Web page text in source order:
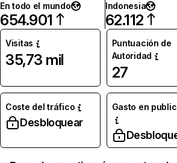
En todo el mundo
654.901
Indonesia
62.112
Visitas
35,73 mil
Puntuación de
Autoridad
27
Coste del tráfico
Desbloquear
Gasto en